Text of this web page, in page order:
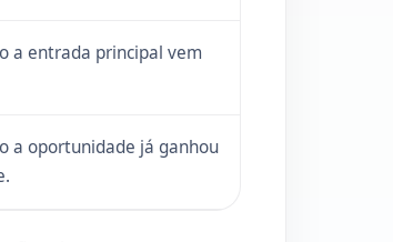
a entrada principal vem
a oportunidade já ganhou